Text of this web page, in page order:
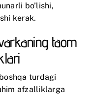
bo’lishi,
kerak.
taom
turdagi
afzalliklarga